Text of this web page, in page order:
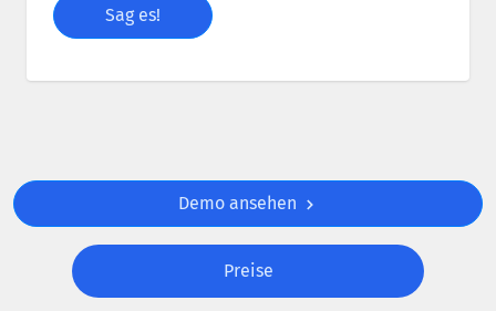
Demo ansehen
Preise